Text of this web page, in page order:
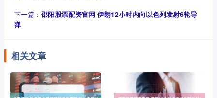
下一篇： 邵阳股票配资官网 伊朗12小时内向以色列发射6轮导
弹
相关文章